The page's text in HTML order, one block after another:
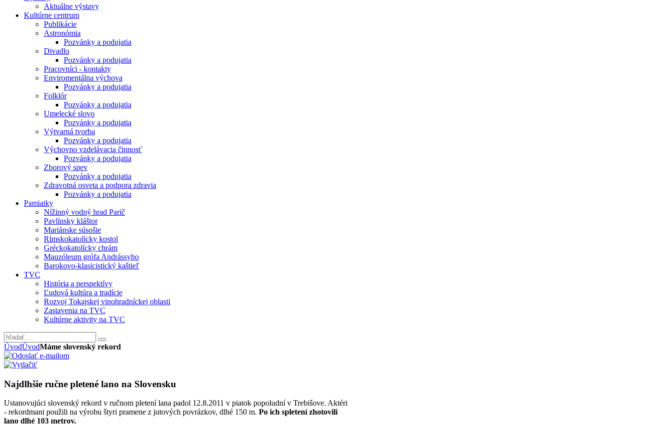
Aktuálne výstavy
Kultúrne centrum
Publikácie
Astronómia
Pozvánky a podujatia
Divadlo
Pozvánky a podujatia
Pracovníci - kontakty
Enviromentálna výchova
Pozvánky a podujatia
Folklór
Pozvánky a podujatia
Umelecké slovo
Pozvánky a podujatia
Výtvarná tvorba
Pozvánky a podujatia
Výchovno vzdelávacia činnosť
Pozvánky a podujatia
Zborový spev
Pozvánky a podujatia
Zdravotná osveta a podpora zdravia
Pozvánky a podujatia
Pamiatky
Nížinný vodný hrad Parič
Pavlínsky kláštor
Mariánske súsošie
Rímskokatolícky kostol
Gréckokatolícky chrám
Mauzóleum grófa Andrássyho
Barokovo-klasicistický kaštieľ
TVC
História a perspektívy
Ľudová kultúra a tradície
Rozvoj Tokajskej vinohradníckej oblasti
Zastavenia na TVC
Kultúrne aktivity na TVC
ÚvodÚvodMáme slovenský rekord
Najdlhšie ručne pletené lano na Slovensku
Ustanovujúci slovenský rekord v ručnom pletení lana padol 12.8.2011 v piatok popoludní v Trebišove. Aktéri
- rekordmani použili na výrobu štyri pramene z jutových povrázkov, dlhé 150 m. Po ich spletení zhotovili
lano dlhé 103 metrov.